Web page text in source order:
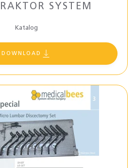
SYSTEM
Katalog
DOWNLOAD